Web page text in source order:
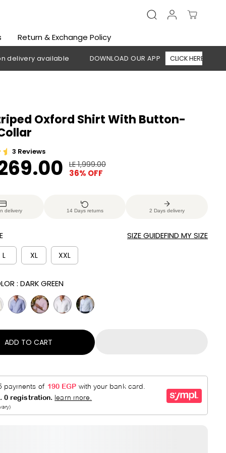
Return & Exchange Policy
available DOWNLOAD OUR APP CLICK HERE 🚚 Free
Oxford Shirt With Button-
R
E
L
R
E
LE 1,999.00
Y
O
A
36% OFF
delivery 14 Days returns 2 Days delivery
SIZE GUIDEFIND MY SIZE
L XL XXL
: DARK GREEN
ADD TO CART